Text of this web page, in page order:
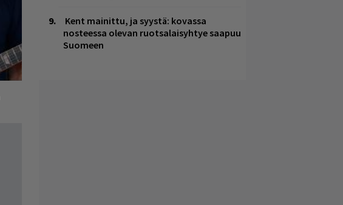
Kent mainittu, ja syystä: kovassa
nosteessa olevan ruotsalaisyhtye saapuu
Suomeen